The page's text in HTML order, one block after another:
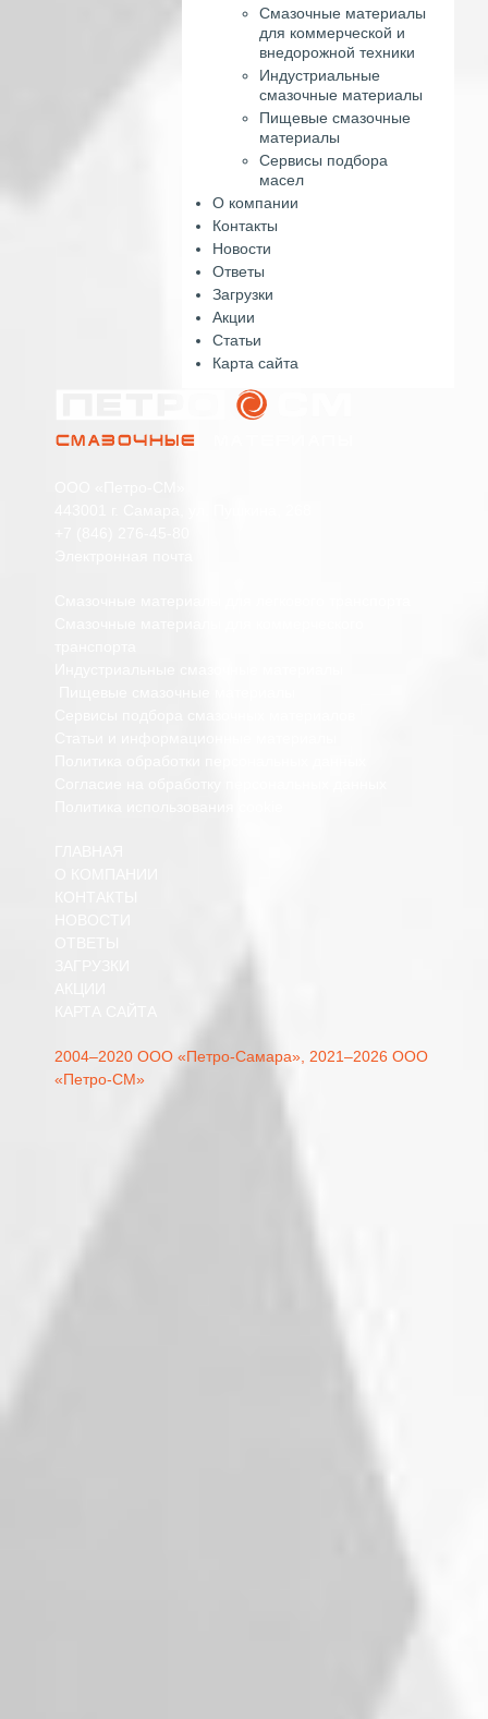
Смазочные материалы
для коммерческой и
внедорожной техники
Индустриальные
смазочные материалы
Пищевые смазочные
материалы
Сервисы подбора
масел
О компании
Контакты
Новости
Ответы
Загрузки
Акции
Статьи
Карта сайта
2004–2020 ООО «Петро-Самара», 2021–2026 ООО
«Петро-СМ»